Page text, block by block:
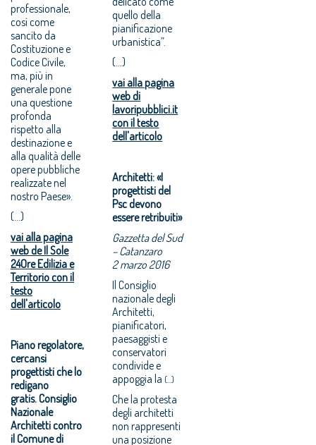
professionale,
così come
sancito da
Costituzione e
Codice Civile,
ma, più in
generale pone
una questione
profonda
rispetto alla
destinazione e
alla qualità delle
opere pubbliche
realizzate nel
nostro Paese».
(...)
vai alla pagina
web de Il Sole
24Ore Edilizia e
Territorio con il
testo
dell'articolo
Piano regolatore,
cercansi
progettisti che lo
redigano
gratis. Consiglio
Nazionale
Architetti contro
il Comune di
quello della
pianificazione
urbanistica”.
(...)
vai alla pagina
web di
lavoripubblici.it
con il testo
dell'articolo
Architetti: «I
progettisti del
Psc devono
essere retribuiti»
Gazzetta del Sud
– Catanzaro
2 marzo 2016
Il Consiglio
nazionale degli
Architetti,
pianificatori,
paesaggisti e
conservatori
condivide e
appoggia la (...)
Che la protesta
degli architetti
non rappresenti
una posizione